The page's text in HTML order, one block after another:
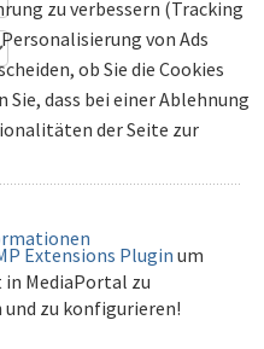
Extensions Plugin um
in MediaPortal zu
zu konfigurieren!
zu verbessern (Tracking
von Ads
ob Sie die Cookies
dass bei einer Ablehnung
der Seite zur